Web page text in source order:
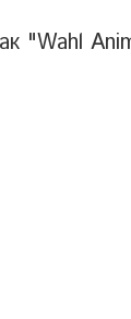
"Wahl